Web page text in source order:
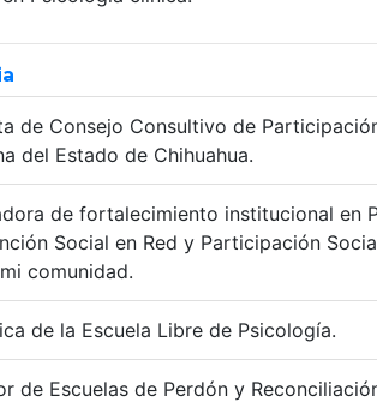
de Consejo Consultivo de
del Estado de Chihuahua.
de fortalecimiento institucional en
Social en Red y Participación
comunidad.
de la Escuela Libre de Psicología.
de Escuelas de Perdón y